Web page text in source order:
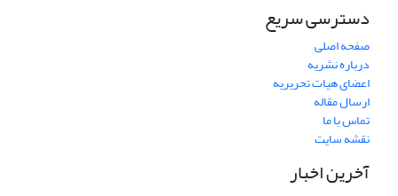
دسترسی سریع
صفحه اصلی
درباره نشریه
اعضای هیات تحریریه
ارسال مقاله
تماس با ما
نقشه سایت
آخرین اخبار